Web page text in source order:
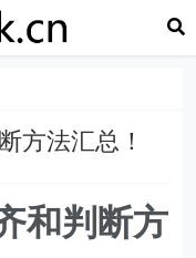
方法汇总！
和判断方